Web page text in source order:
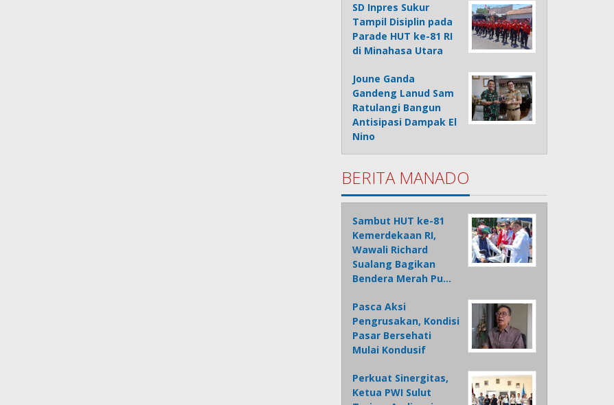
SD Inpres Sukur
Tampil Disiplin pada
Parade HUT ke-81 RI
di Minahasa Utara
Joune Ganda
Gandeng Lanud Sam
Ratulangi Bangun
Antisipasi Dampak El
Nino
BERITA MANADO
Sambut HUT ke-81
Kemerdekaan RI,
Wawali Richard
Sualang Bagikan
Bendera Merah Pu…
Pasca Aksi
Pengrusakan, Kondisi
Pasar Bersehati
Mulai Kondusif
Perkuat Sinergitas,
Ketua PWI Sulut